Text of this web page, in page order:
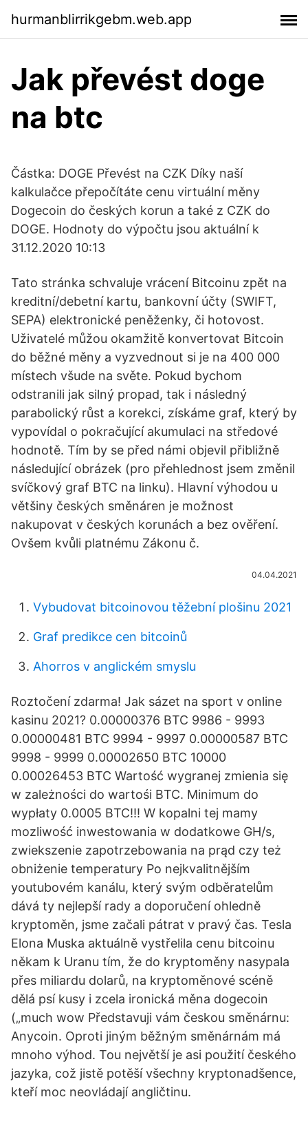
hurmanblirrikgebm.web.app
Jak převést doge
na btc
Částka: DOGE Převést na CZK Díky naší
kalkulačce přepočítáte cenu virtuální měny
Dogecoin do českých korun a také z CZK do
DOGE. Hodnoty do výpočtu jsou aktuální k
31.12.2020 10:13
Tato stránka schvaluje vrácení Bitcoinu zpět na
kreditní/debetní kartu, bankovní účty (SWIFT,
SEPA) elektronické peněženky, či hotovost.
Uživatelé můžou okamžitě konvertovat Bitcoin
do běžné měny a vyzvednout si je na 400 000
místech všude na světe. Pokud bychom
odstranili jak silný propad, tak i následný
parabolický růst a korekci, získáme graf, který by
vypovídal o pokračující akumulaci na středové
hodnotě. Tím by se před námi objevil přibližně
následující obrázek (pro přehlednost jsem změnil
svíčkový graf BTC na linku). Hlavní výhodou u
většiny českých směnáren je možnost
nakupovat v českých korunách a bez ověření.
Ovšem kvůli platnému Zákonu č.
04.04.2021
Vybudovat bitcoinovou těžební plošinu 2021
Graf predikce cen bitcoinů
Ahorros v anglickém smyslu
Roztočení zdarma! Jak sázet na sport v online
kasinu 2021? 0.00000376 BTC 9986 - 9993
0.00000481 BTC 9994 - 9997 0.00000587 BTC
9998 - 9999 0.00002650 BTC 10000
0.00026453 BTC Wartość wygranej zmienia się
w zależności do wartośi BTC. Minimum do
wypłaty 0.0005 BTC!!! W kopalni tej mamy
mozliwość inwestowania w dodatkowe GH/s,
zwiekszenie zapotrzebowania na prąd czy też
obniżenie temperatury Po nejkvalitnějším
youtubovém kanálu, který svým odběratelům
dává ty nejlepší rady a doporučení ohledně
kryptoměn, jsme začali pátrat v pravý čas. Tesla
Elona Muska aktuálně vystřelila cenu bitcoinu
někam k Uranu tím, že do kryptoměny nasypala
přes miliardu dolarů, na kryptoměnové scéně
dělá psí kusy i zcela ironická měna dogecoin
(„much wow Představuji vám českou směnárnu:
Anycoin. Oproti jiným běžným směnárnám má
mnoho výhod. Tou největší je asi použití českého
jazyka, což jistě potěší všechny kryptonadšence,
kteří moc neovládají angličtinu.